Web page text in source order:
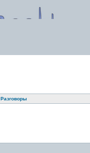
Разговоры